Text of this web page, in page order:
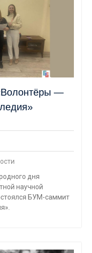
—
дня
научной
БУМ-саммит